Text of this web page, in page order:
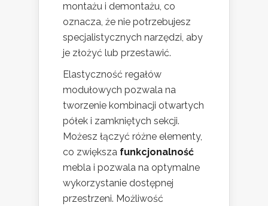
montażu i demontażu, co
oznacza, że nie potrzebujesz
specjalistycznych narzędzi, aby
je złożyć lub przestawić.
Elastyczność regałów
modułowych pozwala na
tworzenie kombinacji otwartych
półek i zamkniętych sekcji.
Możesz łączyć różne elementy,
co zwiększa funkcjonalność
mebla i pozwala na optymalne
wykorzystanie dostępnej
przestrzeni. Możliwość